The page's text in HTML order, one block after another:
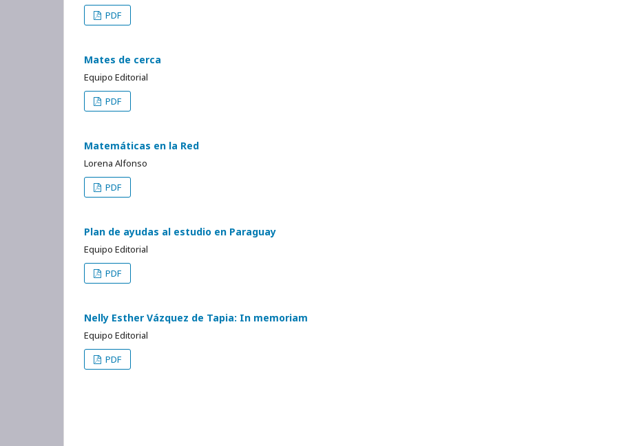
PDF
Mates de cerca
Equipo Editorial
PDF
Matemáticas en la Red
Lorena Alfonso
PDF
Plan de ayudas al estudio en Paraguay
Equipo Editorial
PDF
Nelly Esther Vázquez de Tapia: In memoriam
Equipo Editorial
PDF